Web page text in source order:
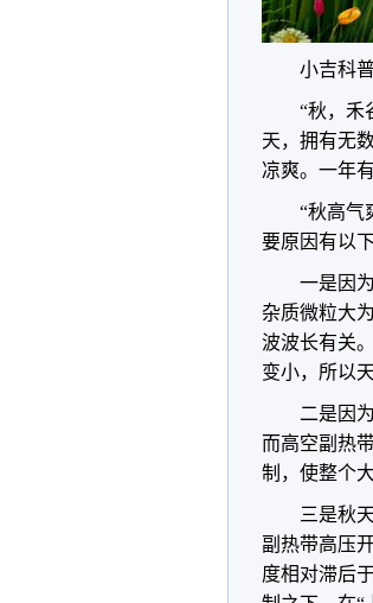
小吉科
“秋，禾
天，拥有无
凉爽。一年
“秋高气
要原因有以下
一是因
杂质微粒大
波波长有关
变小，所以
二是因
而高空副热
制，使整个
三是秋
副热带高压
度相对滞后